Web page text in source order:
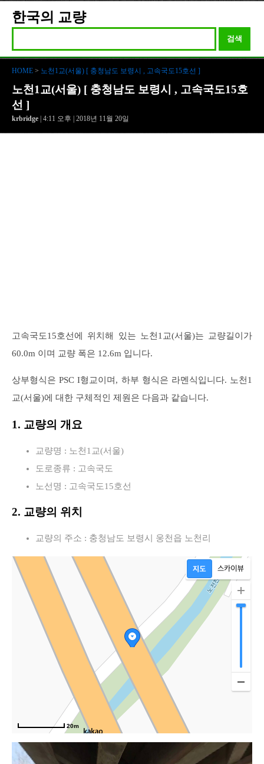
한국의 교량
검색
HOME > 노천1교(서울) [ 충청남도 보령시 , 고속국도15호선 ]
노천1교(서울) [ 충청남도 보령시 , 고속국도15호
선 ]
krbridge | 4:11 오후 | 2018년 11월 20일
고속국도15호선에 위치해 있는 노천1교(서울)는 교량길이가
60.0m 이며 교량 폭은 12.6m 입니다.
상부형식은 PSC I형교이며, 하부 형식은 라멘식입니다. 노천1
교(서울)에 대한 구체적인 제원은 다음과 같습니다.
1. 교량의 개요
교량명 : 노천1교(서울)
도로종류 : 고속국도
노선명 : 고속국도15호선
2. 교량의 위치
교량의 주소 : 충청남도 보령시 웅천읍 노천리
20m